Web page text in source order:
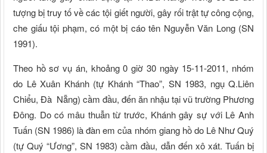
tượng bị truy tố về các tội giết người, gây rối trật tự công cộng,
che giấu tội phạm, có một bị cáo tên Nguyễn Văn Long (SN
1991).
Theo hồ sơ vụ án, khoảng 0 giờ 30 ngày 15-11-2011, nhóm
do Lê Xuân Khánh (tự Khánh “Thao”, SN 1983, ngụ Q.Liên
Chiểu, Đà Nẵng) cầm đầu, đến ăn nhậu tại vũ trường Phương
Đông. Do có mâu thuẫn từ trước, Khánh gây sự với Lê Anh
Tuấn (SN 1986) là đàn em của nhóm giang hồ do Lê Như Quý
(tự Quý “Ương”, SN 1983) cầm đầu, dẫn đến xô xát. Tuấn bị